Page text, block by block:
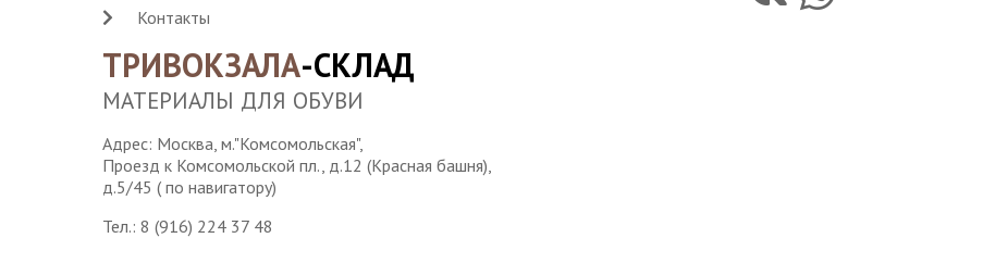
ТРИВОКЗАЛА-СКЛАД
МАТЕРИАЛЫ ДЛЯ ОБУВИ
Адрес: Москва, м."Комсомольская",
Проезд к Комсомольской пл., д.12 (Красная башня),
д.5/45 ( по навигатору)
Тел.: 8 (916) 224 37 48
Контакты